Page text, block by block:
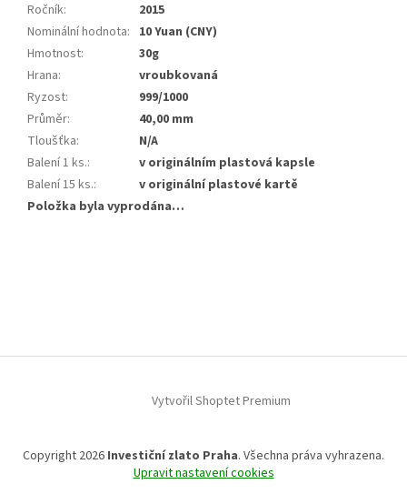
Ročník:
2015
Nominální hodnota: 10 Yuan (CNY)
Hmotnost:
30g
Hrana:
vroubkovaná
Ryzost:
999/1000
Průměr:
40,00 mm
Tloušťka:
N/A
Balení 1 ks.:
v originálním plastová kapsle
Balení 15 ks.:
v originální plastové kartě
Položka byla vyprodána…
í
Vytvořil Shoptet Premium
Copyright 2026 Investiční zlato Praha. Všechna práva vyhrazena.
Upravit nastavení cookies